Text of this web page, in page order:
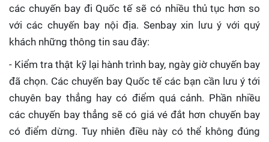
các chuyến bay đi Quốc tế sẽ có nhiều thủ tục hơn so
với các chuyến bay nội địa. Senbay xin lưu ý với quý
khách những thông tin sau đây:
- Kiểm tra thật kỹ lại hành trình bay, ngày giờ chuyến bay
đã chọn. Các chuyến bay Quốc tế các bạn cần lưu ý tới
chuyên bay thẳng hay có điểm quá cảnh. Phần nhiều
các chuyến bay thẳng sẽ có giá vé đắt hơn chuyến bay
có điểm dừng. Tuy nhiên điều này có thể không đúng